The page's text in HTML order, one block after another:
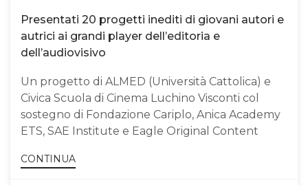
Presentati 20 progetti inediti di giovani autori e
autrici ai grandi player dell’editoria e
dell’audiovisivo
Un progetto di ALMED (Università Cattolica) e
Civica Scuola di Cinema Luchino Visconti col
sostegno di Fondazione Cariplo, Anica Academy
ETS, SAE Institute e Eagle Original Content
CONTINUA